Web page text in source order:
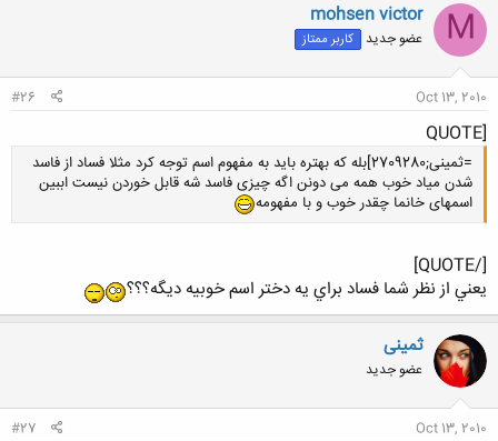
M
mohsen victor
عضو جدید کاربر ممتاز
Oct 13, 2010
#26
[QUOTE
=ثمینی;2709280]بله که بهتره باید به مفهوم اسم توجه کرد مثلا فساد از فاسد
شدن میاد خوب همه می دونن اگه چیزی فاسد شه قابل خوردن نیست اببین
اسمهای خانما چقدر خوب و با مفهومه
[/QUOTE]
يعني از نظر شما فساد براي يه دختر اسم خوبيه ديگه؟؟؟
ثمینی
عضو جدید
Oct 13, 2010
#27